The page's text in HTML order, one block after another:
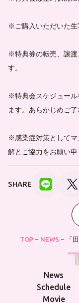
※ご購入いただいた生
※特典券の転売、譲渡
す。
※特典会スケジュール
ます。あらかじめご了
※感染症対策としてマ
解とご協力をお願い申
SHARE
TOP NEWS 「
News
Schedule
Movie